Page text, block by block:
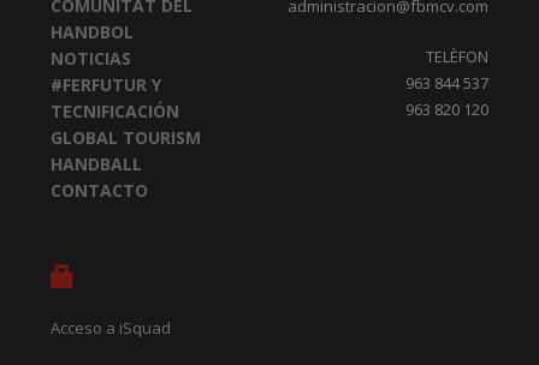
COMUNITAT DEL
HANDBOL
NOTICIAS
#FERFUTUR Y
TECNIFICACIÓN
GLOBAL TOURISM
HANDBALL
CONTACTO
Acceso a iSquad
administracion@fbmcv.com
TELÈFON
963 844 537
963 820 120